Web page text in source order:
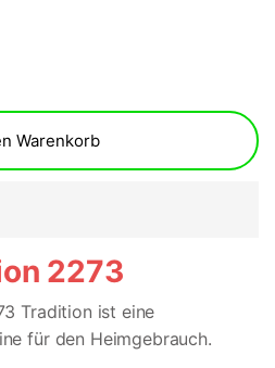
Warenkorb
2273
Tradition ist eine
für den Heimgebrauch.